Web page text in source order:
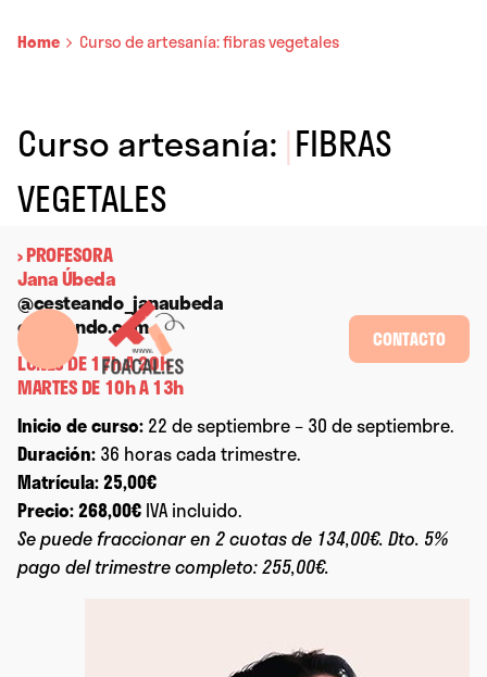
CONTACTO
Home Curso de artesanía: fibras vegetales
Curso artesanía: |FIBRAS
VEGETALES
› PROFESORA
Jana Úbeda
@cesteando_janaubeda
cesteando.com
LUNES DE 17h A 20h
MARTES DE 10h A 13h
Inicio de curso: 22 de septiembre – 30 de septiembre.
Duración: 36 horas cada trimestre.
Matrícula: 25,00€
Precio: 268,00€ IVA incluido.
Se puede fraccionar en 2 cuotas de 134,00€. Dto. 5%
pago del trimestre completo: 255,00€.